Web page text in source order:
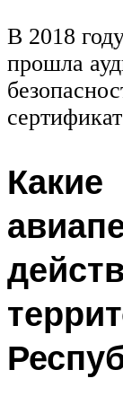
В 2018
прошла
Какие